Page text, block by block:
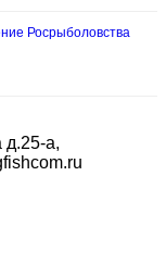
Росрыболовства
д.25-а,